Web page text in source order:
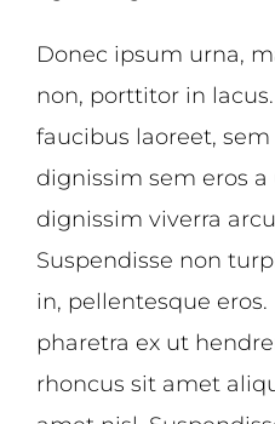
Donec ipsum urna,
non, porttitor in
faucibus laoreet,
dignissim sem eros a
dignissim viverra
Suspendisse non
in, pellentesque
pharetra ex ut
rhoncus sit amet